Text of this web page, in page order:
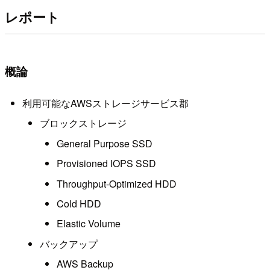
レポート
概論
利用可能なAWSストレージサービス郡
ブロックストレージ
General Purpose SSD
Provisioned IOPS SSD
Throughput-Optimized HDD
Cold HDD
Elastic Volume
バックアップ
AWS Backup